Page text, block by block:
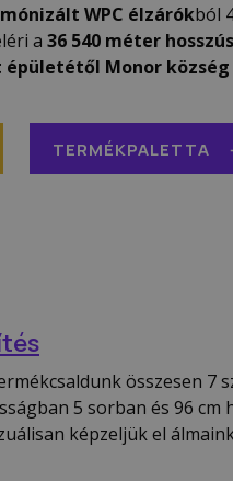
WPC élzárókból
a 36 540 méter
épületétől Monor
TERMÉKPALETTA
összesen
5 sorban és 96
képzeljük el